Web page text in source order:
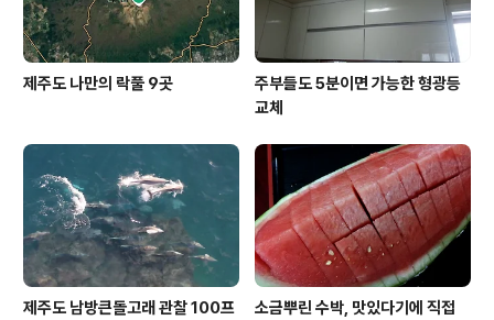
유..
제주도 나만의 락풀 9곳
주부들도 5분이면 가능한 형광등
교체
제주도 남방큰돌고래 관찰 100프
소금뿌린 수박, 맛있다기에 직접